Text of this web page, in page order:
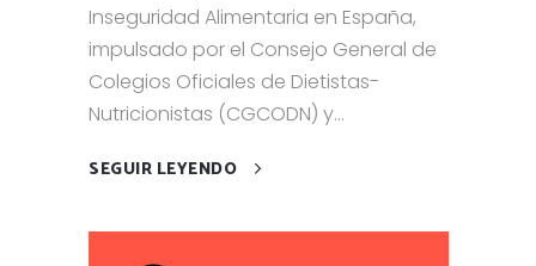
Inseguridad Alimentaria en España,
impulsado por el Consejo General de
Colegios Oficiales de Dietistas-
Nutricionistas (CGCODN) y...
SEGUIR LEYENDO